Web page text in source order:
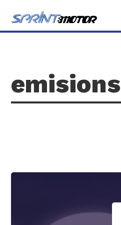
emisions